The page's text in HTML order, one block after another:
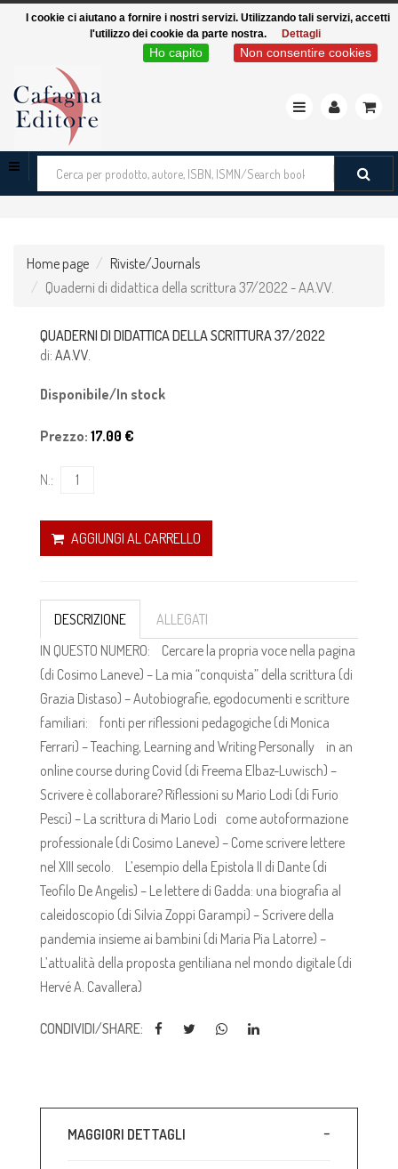
Toggle
Cerca
tra
Home page
Riviste/Journals
Quaderni di didattica della scrittura 37/2022 - AA.VV.
QUADERNI DI DIDATTICA DELLA SCRITTURA 37/2022
di: AA.VV.
Disponibile/In stock
Prezzo: 17.00 €
N.:
AGGIUNGI AL CARRELLO
DESCRIZIONE
ALLEGATI
IN QUESTO NUMERO: Cercare la propria voce nella pagina
(di Cosimo Laneve) – La mia “conquista” della scrittura (di
Grazia Distaso) – Autobiografie, egodocumenti e scritture
familiari: fonti per riflessioni pedagogiche (di Monica
Ferrari) – Teaching, Learning and Writing Personally in an
online course during Covid (di Freema Elbaz-Luwisch) –
Scrivere è collaborare? Riflessioni su Mario Lodi (di Furio
Pesci) – La scrittura di Mario Lodi come autoformazione
professionale (di Cosimo Laneve) – Come scrivere lettere
nel XIII secolo. L’esempio della Epistola II di Dante (di
Teofilo De Angelis) – Le lettere di Gadda: una biografia al
caleidoscopio (di Silvia Zoppi Garampi) – Scrivere della
pandemia insieme ai bambini (di Maria Pia Latorre) –
L’attualità della proposta gentiliana nel mondo digitale (di
Hervé A. Cavallera)
CONDIVIDI/SHARE:
MAGGIORI DETTAGLI
I cookie ci aiutano a fornire i nostri servizi. Utilizzando tali servizi, accetti
l'utilizzo dei cookie da parte nostra.
Dettagli
Non consentire cookies
Ho capito